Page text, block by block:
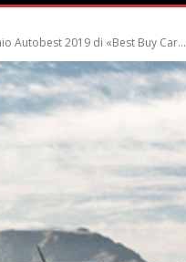
Autobest 2019 di «Best Buy Car...